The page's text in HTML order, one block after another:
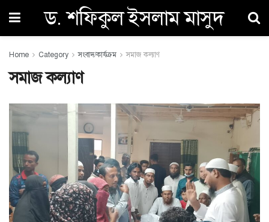
ড. শফিকুল ইসলাম মাসুদ
Home Category সংবাদ/কার্যক্রম সমাজ কল্যাণ
সমাজ কল্যাণ